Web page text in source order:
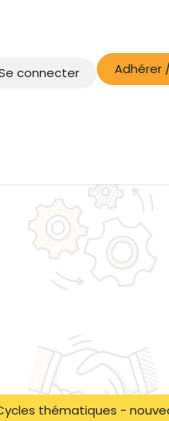
connecter Adhérer
thématiques -